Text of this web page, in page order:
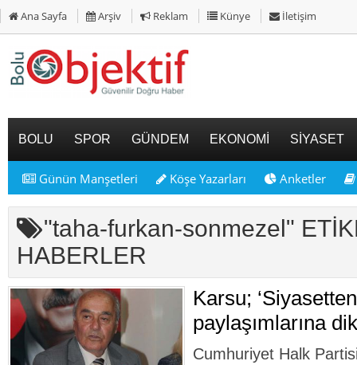
Ana Sayfa Arşiv Reklam Künye İletişim
BOLU SPOR GÜNDEM EKONOMİ SİYASET
Günün Manşetleri Köşe Yazarları Anketler
"taha-furkan-sonmezel"
HABERLER
Karsu;
paylaşımlarına
Cumhuriyet Halk